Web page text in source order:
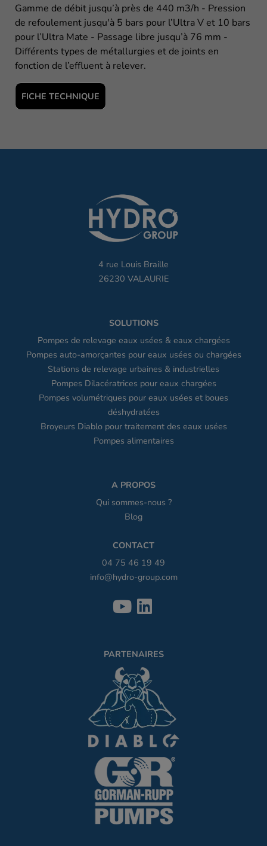
Gamme de débit jusqu’à près de 440 m3/h - Pression
de refoulement jusqu'à 5 bars pour l’Ultra V et 10 bars
pour l’Ultra Mate - Passage libre jusqu’à 76 mm -
Différents types de métallurgies et de joints en
fonction de l’effluent à relever.
FICHE TECHNIQUE
4 rue Louis Braille
26230 VALAURIE
SOLUTIONS
Pompes de relevage eaux usées & eaux chargées
Pompes auto-amorçantes pour eaux usées ou chargées
Stations de relevage urbaines & industrielles
Pompes Dilacératrices pour eaux chargées
Pompes volumétriques pour eaux usées et boues
déshydratées
Broyeurs Diablo pour traitement des eaux usées
Pompes alimentaires
A PROPOS
Qui sommes-nous ?
Blog
CONTACT
04 75 46 19 49
info@hydro-group.com
PARTENAIRES